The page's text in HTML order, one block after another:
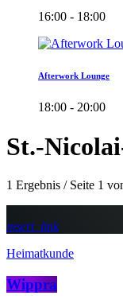
16:00 - 18:00
Afterwork Lounge
18:00 - 20:00
St.-
1 Ergebnis / Seite 1
insert_link
Heimatkunde
Wippra